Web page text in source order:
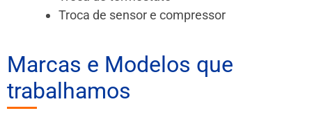
Troca de sensor e compressor
Marcas e Modelos que
trabalhamos